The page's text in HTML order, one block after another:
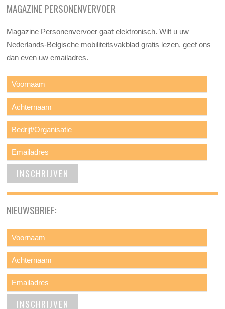
MAGAZINE PERSONENVERVOER
Magazine Personenvervoer gaat elektronisch. Wilt u uw
Nederlands-Belgische mobiliteitsvakblad gratis lezen, geef ons
dan even uw emailadres.
NIEUWSBRIEF: